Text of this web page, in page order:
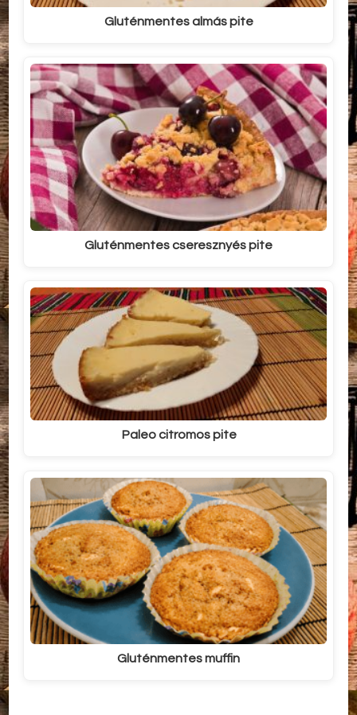
Gluténmentes almás pite
Gluténmentes cseresznyés pite
Paleo citromos pite
Gluténmentes muffin